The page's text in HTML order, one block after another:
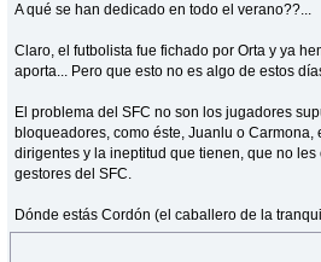
A qué se han dedicado en todo el verano??...
Claro, el futbolista fue fichado por Orta y ya
aporta... Pero que esto no es algo de estos
El problema del SFC no son los jugadores
bloqueadores, como éste, Juanlu o Carmona,
dirigentes y la ineptitud que tienen, que no
gestores del SFC.
Dónde estás Cordón (el caballero de la